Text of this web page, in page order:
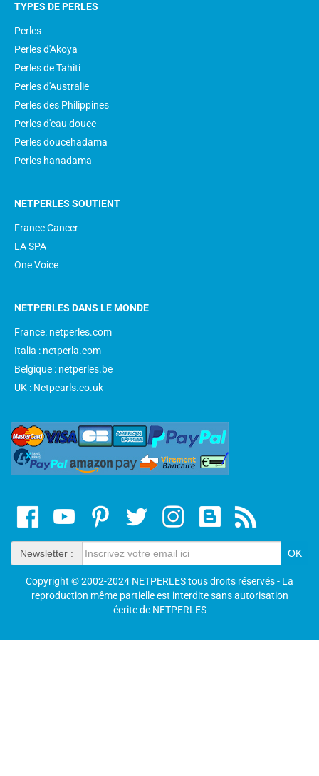
TYPES DE PERLES
Perles
Perles d'Akoya
Perles de Tahiti
Perles d'Australie
Perles des Philippines
Perles d'eau douce
Perles doucehadama
Perles hanadama
NETPERLES SOUTIENT
France Cancer
LA SPA
One Voice
NETPERLES DANS LE MONDE
France: netperles.com
Italia : netperla.com
Belgique : netperles.be
UK : Netpearls.co.uk
Newsletter :
Copyright © 2002-2024 NETPERLES tous droits réservés - La
reproduction même partielle est interdite sans autorisation
écrite de NETPERLES